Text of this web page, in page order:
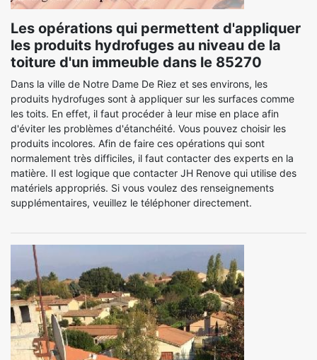
Les opérations qui permettent d'appliquer
les produits hydrofuges au niveau de la
toiture d'un immeuble dans le 85270
Dans la ville de Notre Dame De Riez et ses environs, les
produits hydrofuges sont à appliquer sur les surfaces comme
les toits. En effet, il faut procéder à leur mise en place afin
d'éviter les problèmes d'étanchéité. Vous pouvez choisir les
produits incolores. Afin de faire ces opérations qui sont
normalement très difficiles, il faut contacter des experts en la
matière. Il est logique que contacter JH Renove qui utilise des
matériels appropriés. Si vous voulez des renseignements
supplémentaires, veuillez le téléphoner directement.